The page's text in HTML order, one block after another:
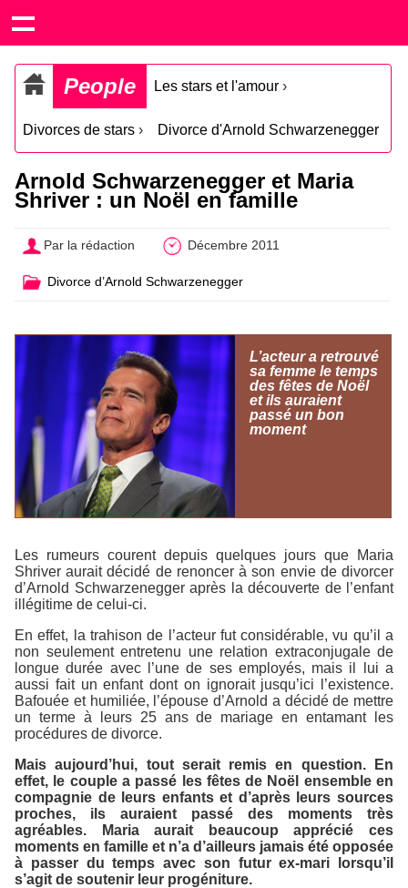
People Les stars et l'amour ›
Divorces de stars › Divorce d'Arnold Schwarzenegger
Arnold Schwarzenegger et Maria
Shriver : un Noël en famille
Par la rédaction Décembre 2011
Divorce d’Arnold Schwarzenegger
L’acteur a retrouvé
sa femme le temps
des fêtes de Noël
et ils auraient
passé un bon
moment
Les rumeurs courent depuis quelques jours que Maria
Shriver aurait décidé de renoncer à son envie de divorcer
d’Arnold Schwarzenegger après la découverte de l’enfant
illégitime de celui-ci.
En effet, la trahison de l’acteur fut considérable, vu qu’il a
non seulement entretenu une relation extraconjugale de
longue durée avec l’une de ses employés, mais il lui a
aussi fait un enfant dont on ignorait jusqu’ici l’existence.
Bafouée et humiliée, l’épouse d’Arnold a décidé de mettre
un terme à leurs 25 ans de mariage en entamant les
procédures de divorce.
Mais aujourd’hui, tout serait remis en question. En
effet, le couple a passé les fêtes de Noël ensemble en
compagnie de leurs enfants et d’après leurs sources
proches, ils auraient passé des moments très
agréables. Maria aurait beaucoup apprécié ces
moments en famille et n’a d’ailleurs jamais été opposée
à passer du temps avec son futur ex-mari lorsqu’il
s’agit de soutenir leur progéniture.